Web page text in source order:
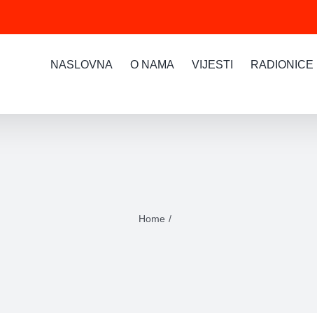
NASLOVNA O NAMA VIJESTI RADIONICE
Home